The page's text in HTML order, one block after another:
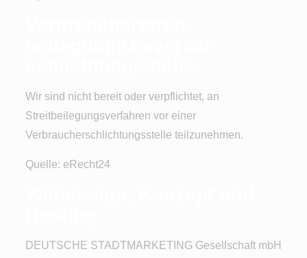
Wir sind nicht bereit oder verpflichtet, an
Streitbeilegungsverfahren vor einer
Verbraucherschlichtungsstelle teilzunehmen.
Quelle: eRecht24
DEUTSCHE STADTMARKETING Gesellschaft mbH